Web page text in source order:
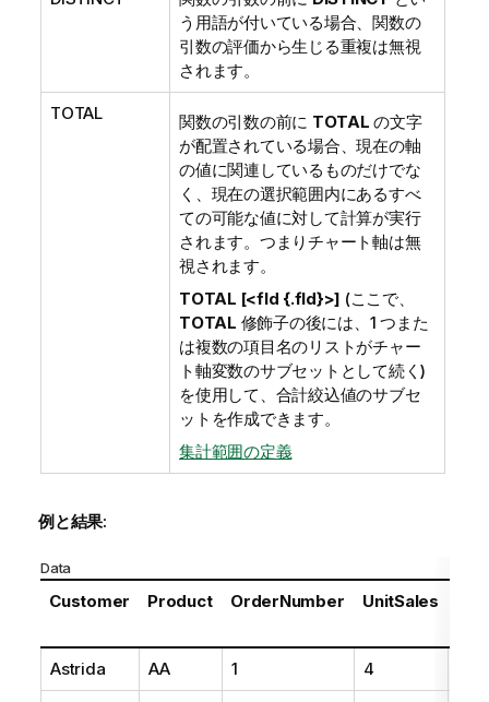
う用語が付いている場合、関数の
引数の評価から生じる重複は無視
されます。
TOTAL 関数の引数の前に TOTAL の文字
が配置されている場合、現在の軸
の値に関連しているものだけでな
く、現在の選択範囲内にあるすべ
ての可能な値に対して計算が実行
されます。つまりチャート軸は無
視されます。
TOTAL [<fld {.fld}>] (ここで、
TOTAL 修飾子の後には、1 つまた
は複数の項目名のリストがチャー
ト軸変数のサブセットとして続く)
を使用して、合計絞込値のサブセ
ットを作成できます。
集計範囲の定義
例と結果:
Data
Customer Product OrderNumber UnitSales
Astrida AA 1 4